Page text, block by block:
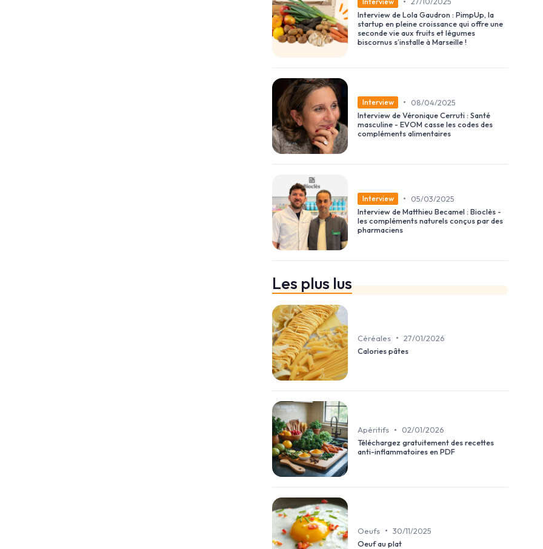
Interview de Lola Gaudron : PimpUp, la
startup en pleine croissance qui offre une
seconde vie aux fruits et légumes
biscornus s’installe à Marseille !
Interview •
08/04/2025
Interview de Véronique Cerruti : Santé
masculine - EVOM casse les codes des
compléments alimentaires
Interview •
05/03/2025
Interview de Matthieu Becamel : Bioclès -
les compléments naturels conçus par des
pharmaciens
Les plus lus
Céréales • 27/01/2026
Calories pâtes
Apéritifs •
02/01/2026
Téléchargez gratuitement des recettes
anti-inflammatoires en PDF
Oeufs • 30/11/2025
Oeuf au plat